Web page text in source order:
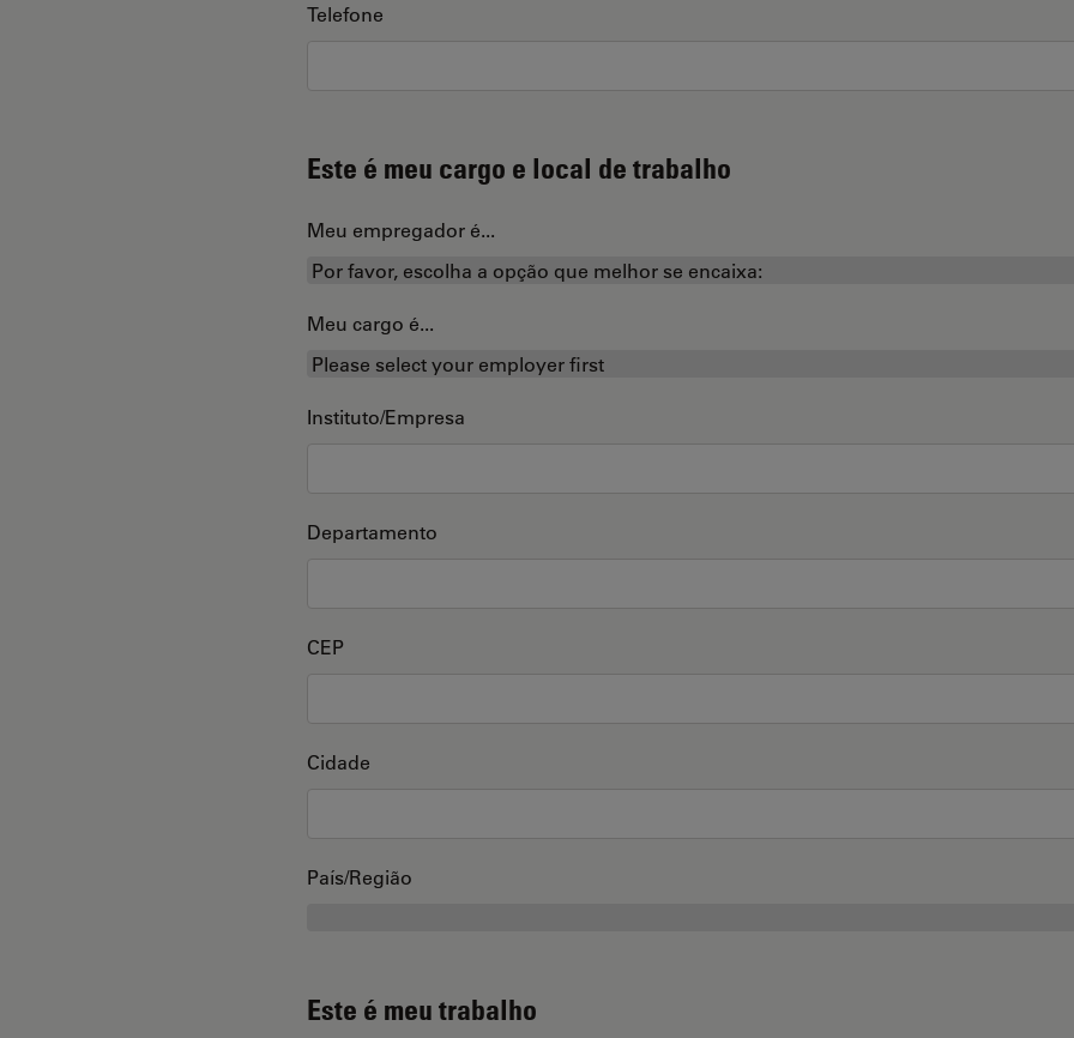
Telefone
Este é meu cargo e local de trabalho
Meu empregador é...
Meu cargo é...
Instituto/Empresa
Departamento
CEP
Cidade
País/Região
Este é meu trabalho